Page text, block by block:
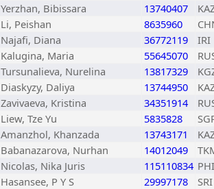
Yerzhan, Bibissara 13740407
Li, Peishan 8635960
Najafi, Diana 36772119
IRI
Kalugina, Maria 55645070
Tursunalieva, Nurelina 13817329
Diaskyzy, Daliya 13744950
Zavivaeva, Kristina 34351914
Liew, Tze Yu 5835828
Amanzhol, Khanzada 13743171
Babanazarova, Nurhan 14012049
Nicolas, Nika Juris 115110834 PHI
Hasansee, P Y S 29997178
SRI